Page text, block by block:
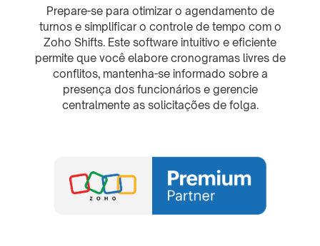
Prepare-se para otimizar o agendamento de
turnos e simplificar o controle de tempo com o
Zoho Shifts. Este software intuitivo e eficiente
permite que você elabore cronogramas livres de
conflitos, mantenha-se informado sobre a
presença dos funcionários e gerencie
centralmente as solicitações de folga.